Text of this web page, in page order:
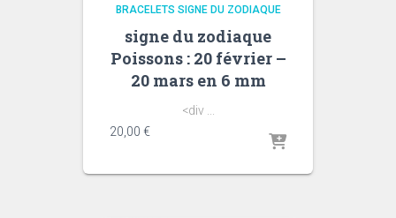
BRACELETS SIGNE DU ZODIAQUE
signe du zodiaque
Poissons : 20 février –
20 mars en 6 mm
<div ...
20,00 €